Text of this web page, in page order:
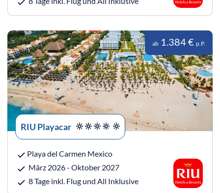
ab 1.384 € p.P.
RIU Playacar
Playa del Carmen Mexico
März 2026 - Oktober 2027
8 Tage inkl. Flug und All Inklusive